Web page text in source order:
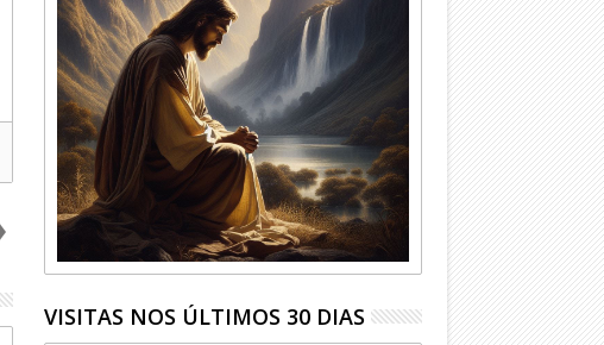
VISITAS NOS ÚLTIMOS 30 DIAS